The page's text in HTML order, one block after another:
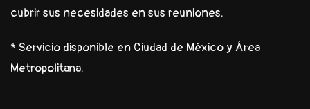
cubrir sus necesidades en sus reuniones.
* Servicio disponible en Ciudad de México y Área
Metropolitana.